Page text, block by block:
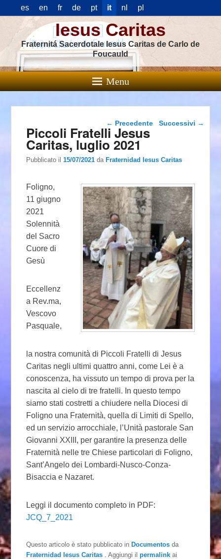
es en fr de pt it nl pl
Iesus Caritas
Fraternitá Sacerdotale Iesus Caritas de Carlo de
Foucauld
Menu
Navigazione articolo
← Precedente Successivi →
Piccoli Fratelli Jesus
Caritas, luglio 2021
Pubblicato il15/07/2021 daFraternidad Iesus Caritas
Foligno,
11 giugno
2021
Solennità
del Sacro
Cuore di
Gesù
Eccellenz
a Rev.ma,
Vescovo
Pasquale,
la nostra comunità di Piccoli Fratelli di Jesus
Caritas negli ultimi quattro anni, come Lei è a
conoscenza, ha vissuto un tempo di prova per la
nascita al cielo di tre fratelli. In questo tempo
siamo stati costretti a chiudere nella Diocesi di
Foligno una Fraternità, quella di Limiti di Spello,
ed un servizio arrocchiale, l’Unità pastorale San
Giovanni XXIII, per garantire la presenza delle
Fraternità nelle tre Chiese particolari di Foligno,
Sant’Angelo dei Lombardi-Nusco-Conza-
Bisaccia e Nazaret.
Leggi il documento completo in PDF:
JCQ_7_2021
Questo articolo è stato pubblicato inDocumentos da
Fraternidad Iesus Caritas
. Aggiungi ilpermalink ai